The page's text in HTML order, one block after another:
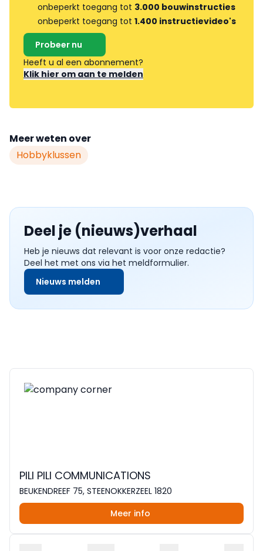
onbeperkt toegang tot 3.000 bouwinstructies
onbeperkt toegang tot 1.400 instructievideo's
Probeer nu
Heeft u al een abonnement?
Klik hier om aan te melden
Meer weten over
Hobbyklussen
Deel je (nieuws)verhaal
Heb je nieuws dat relevant is voor onze redactie?
Deel het met ons via het meldformulier.
Nieuws melden
PILI PILI COMMUNICATIONS
BEUKENDREEF 75, STEENOKKERZEEL 1820
Meer info